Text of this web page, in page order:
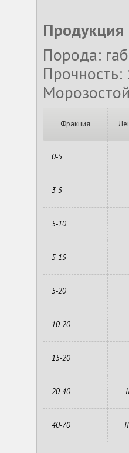
Продукция
Порода:
Прочность:
Фракция
0-5
3-5
5-10
5-15
5-20
10-20
15-20
20-40
40-70